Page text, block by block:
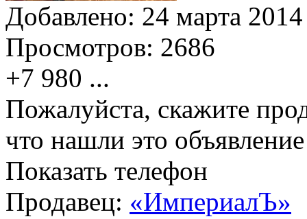
Добавлено: 24 марта 2014
Просмотров: 2686
+7 980 ...
Пожалуйста, скажите
что нашли это
Показать телефон
Продавец: «ИмпериалЪ»